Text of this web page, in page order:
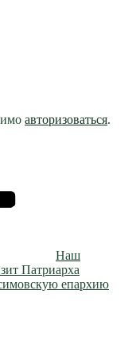
авторизоваться.
Наш
Патриарха
епархию